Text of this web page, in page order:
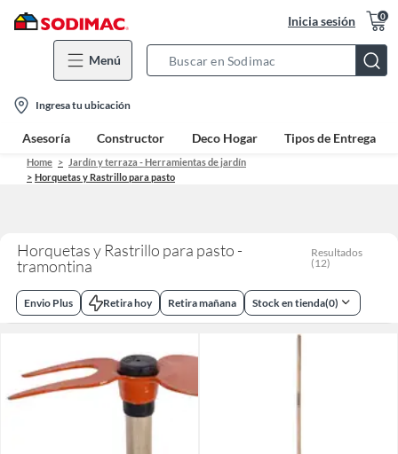
Inicia sesión 0
Menú
Bar
location-
icon
Ingresa tu ubicación
Asesoría Constructor Deco Hogar Tipos de Entrega
Home
Jardín y terraza - Herramientas de jardín
Horquetas y Rastrillo para pasto
Horquetas y Rastrillo para pasto -
tramontina
Resultados
(12)
Envio Plus Retira hoy Retira mañana Stock en tienda(0)